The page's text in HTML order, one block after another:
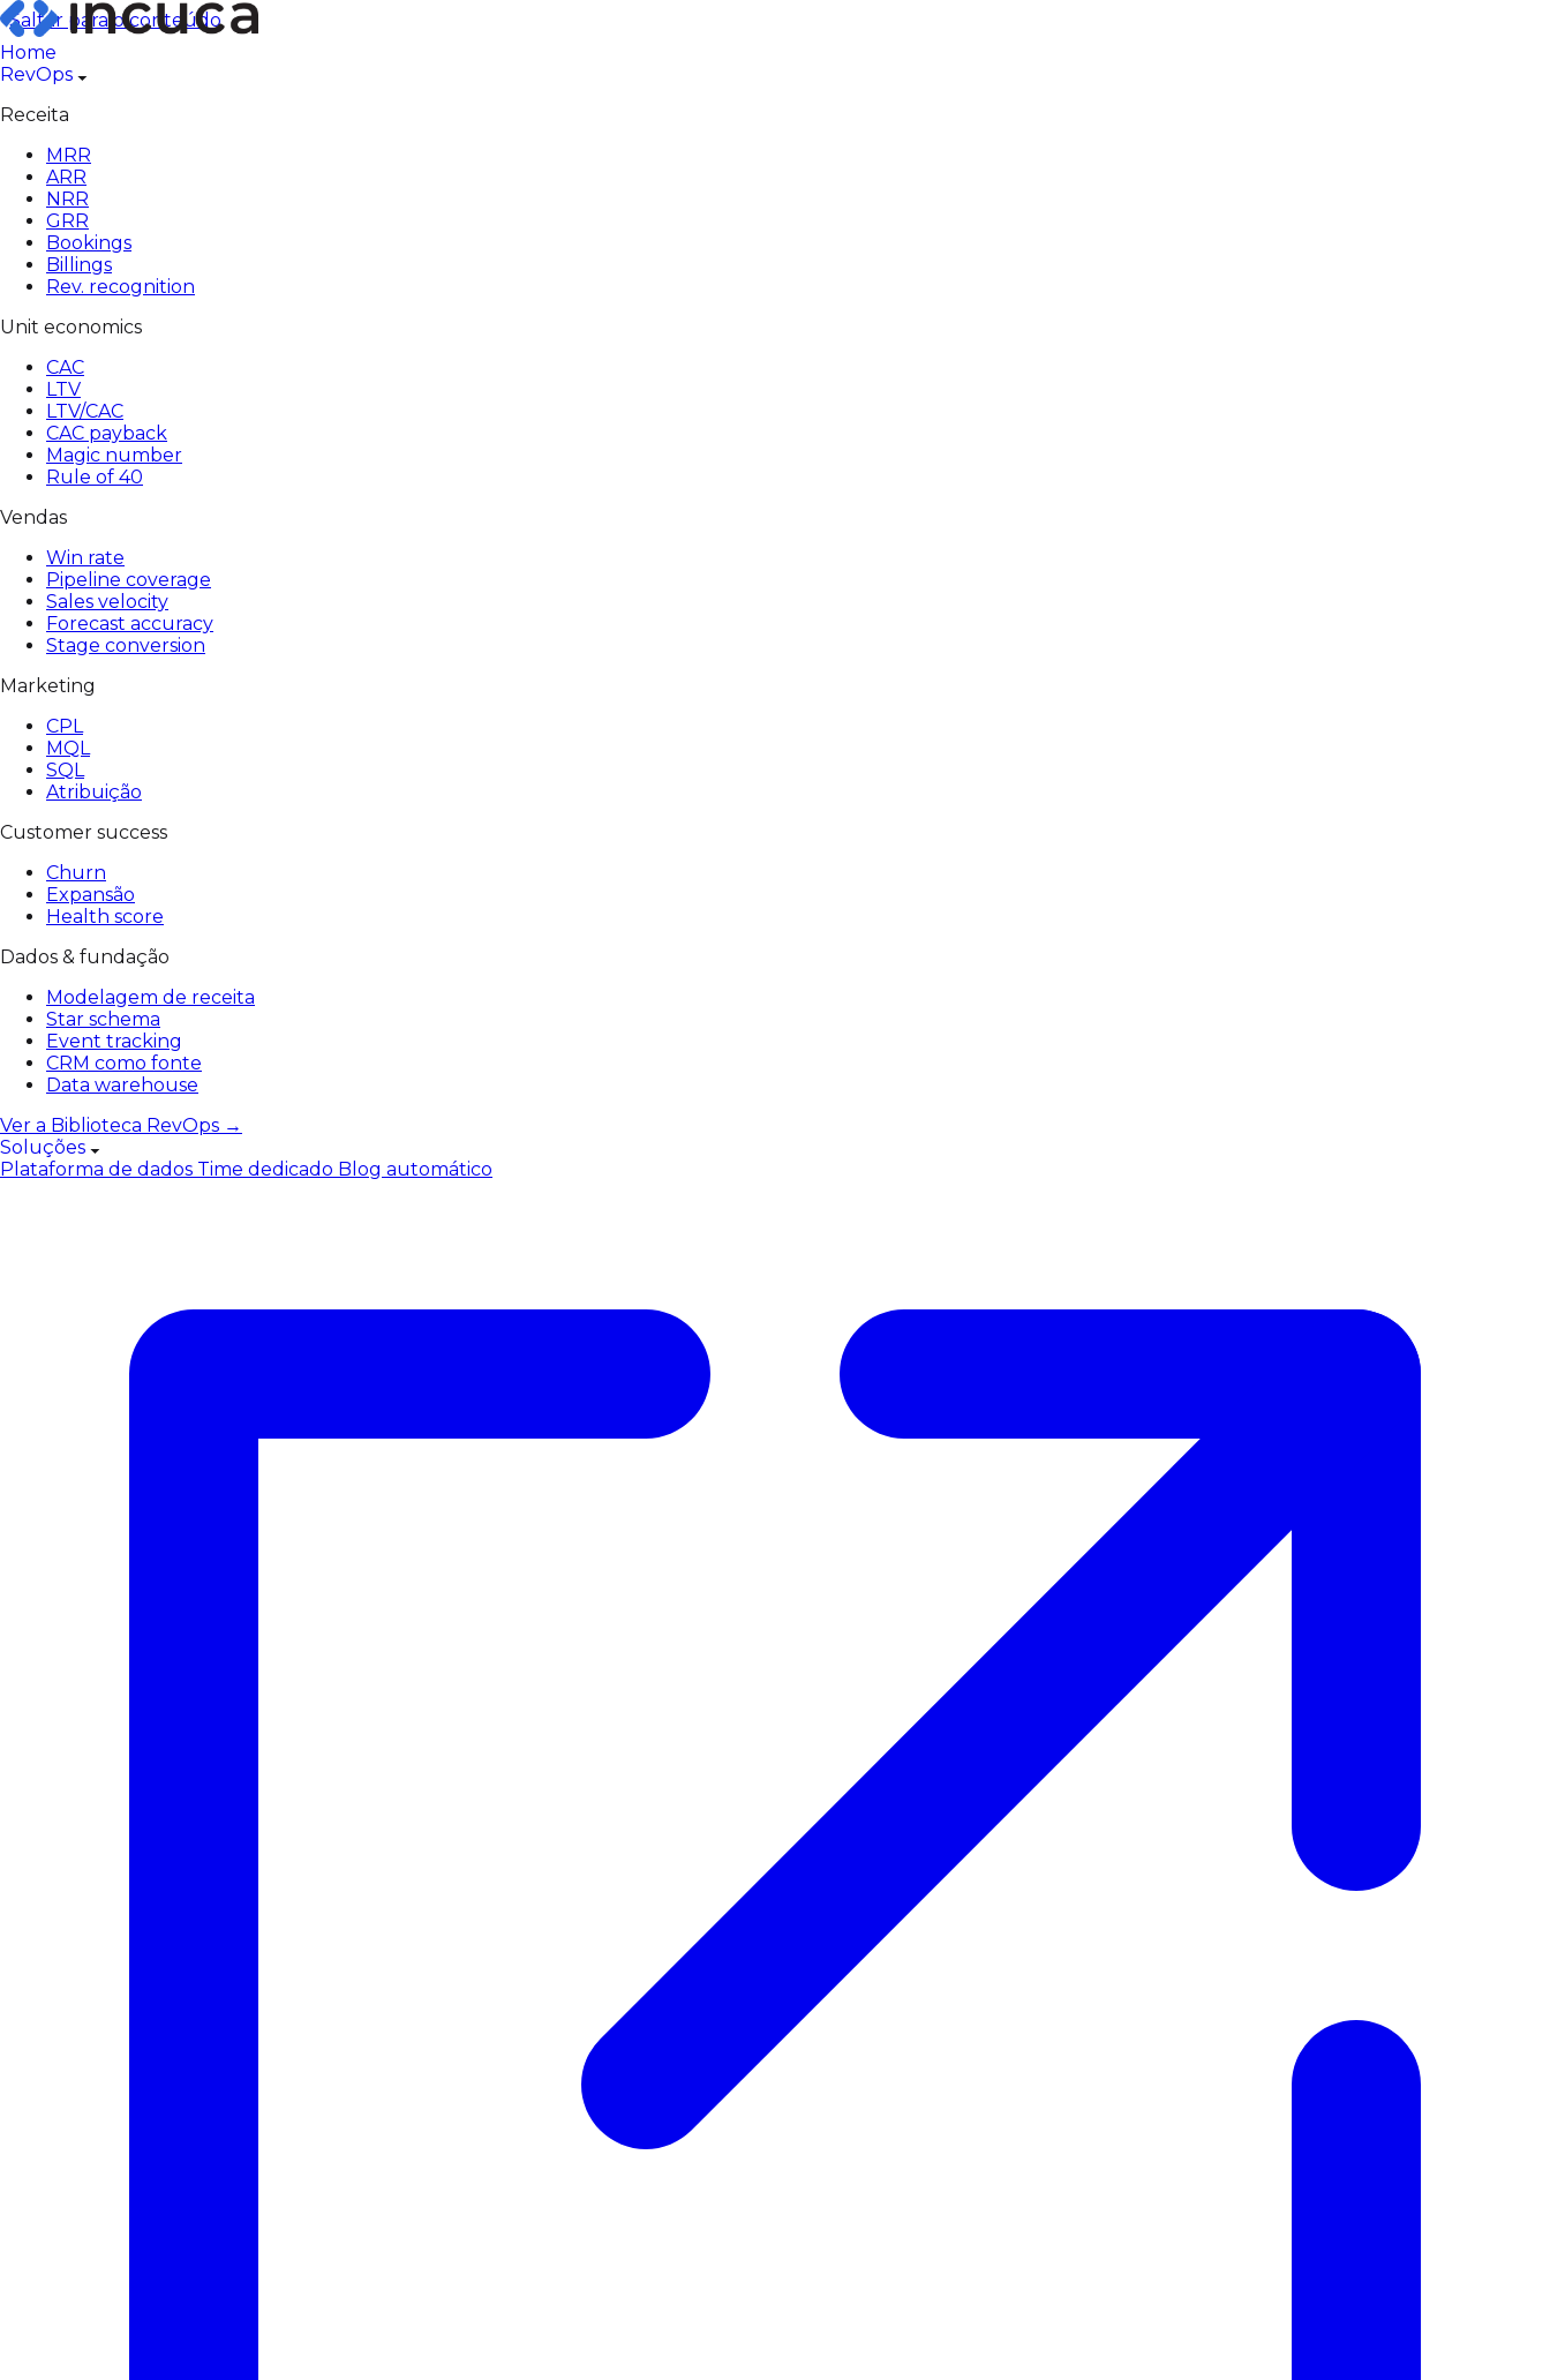
Pular
para
o
conteúdo
Saltar para o conteúdo
Home
RevOps
Receita
MRR
ARR
NRR
GRR
Bookings
Billings
Rev. recognition
Unit economics
CAC
LTV
LTV/CAC
CAC payback
Magic number
Rule of 40
Vendas
Win rate
Pipeline coverage
Sales velocity
Forecast accuracy
Stage conversion
Marketing
CPL
MQL
SQL
Atribuição
Customer success
Churn
Expansão
Health score
Dados & fundação
Modelagem de receita
Star schema
Event tracking
CRM como fonte
Data warehouse
Ver a Biblioteca RevOps →
Soluções
Plataforma de dados Time dedicado Blog automático